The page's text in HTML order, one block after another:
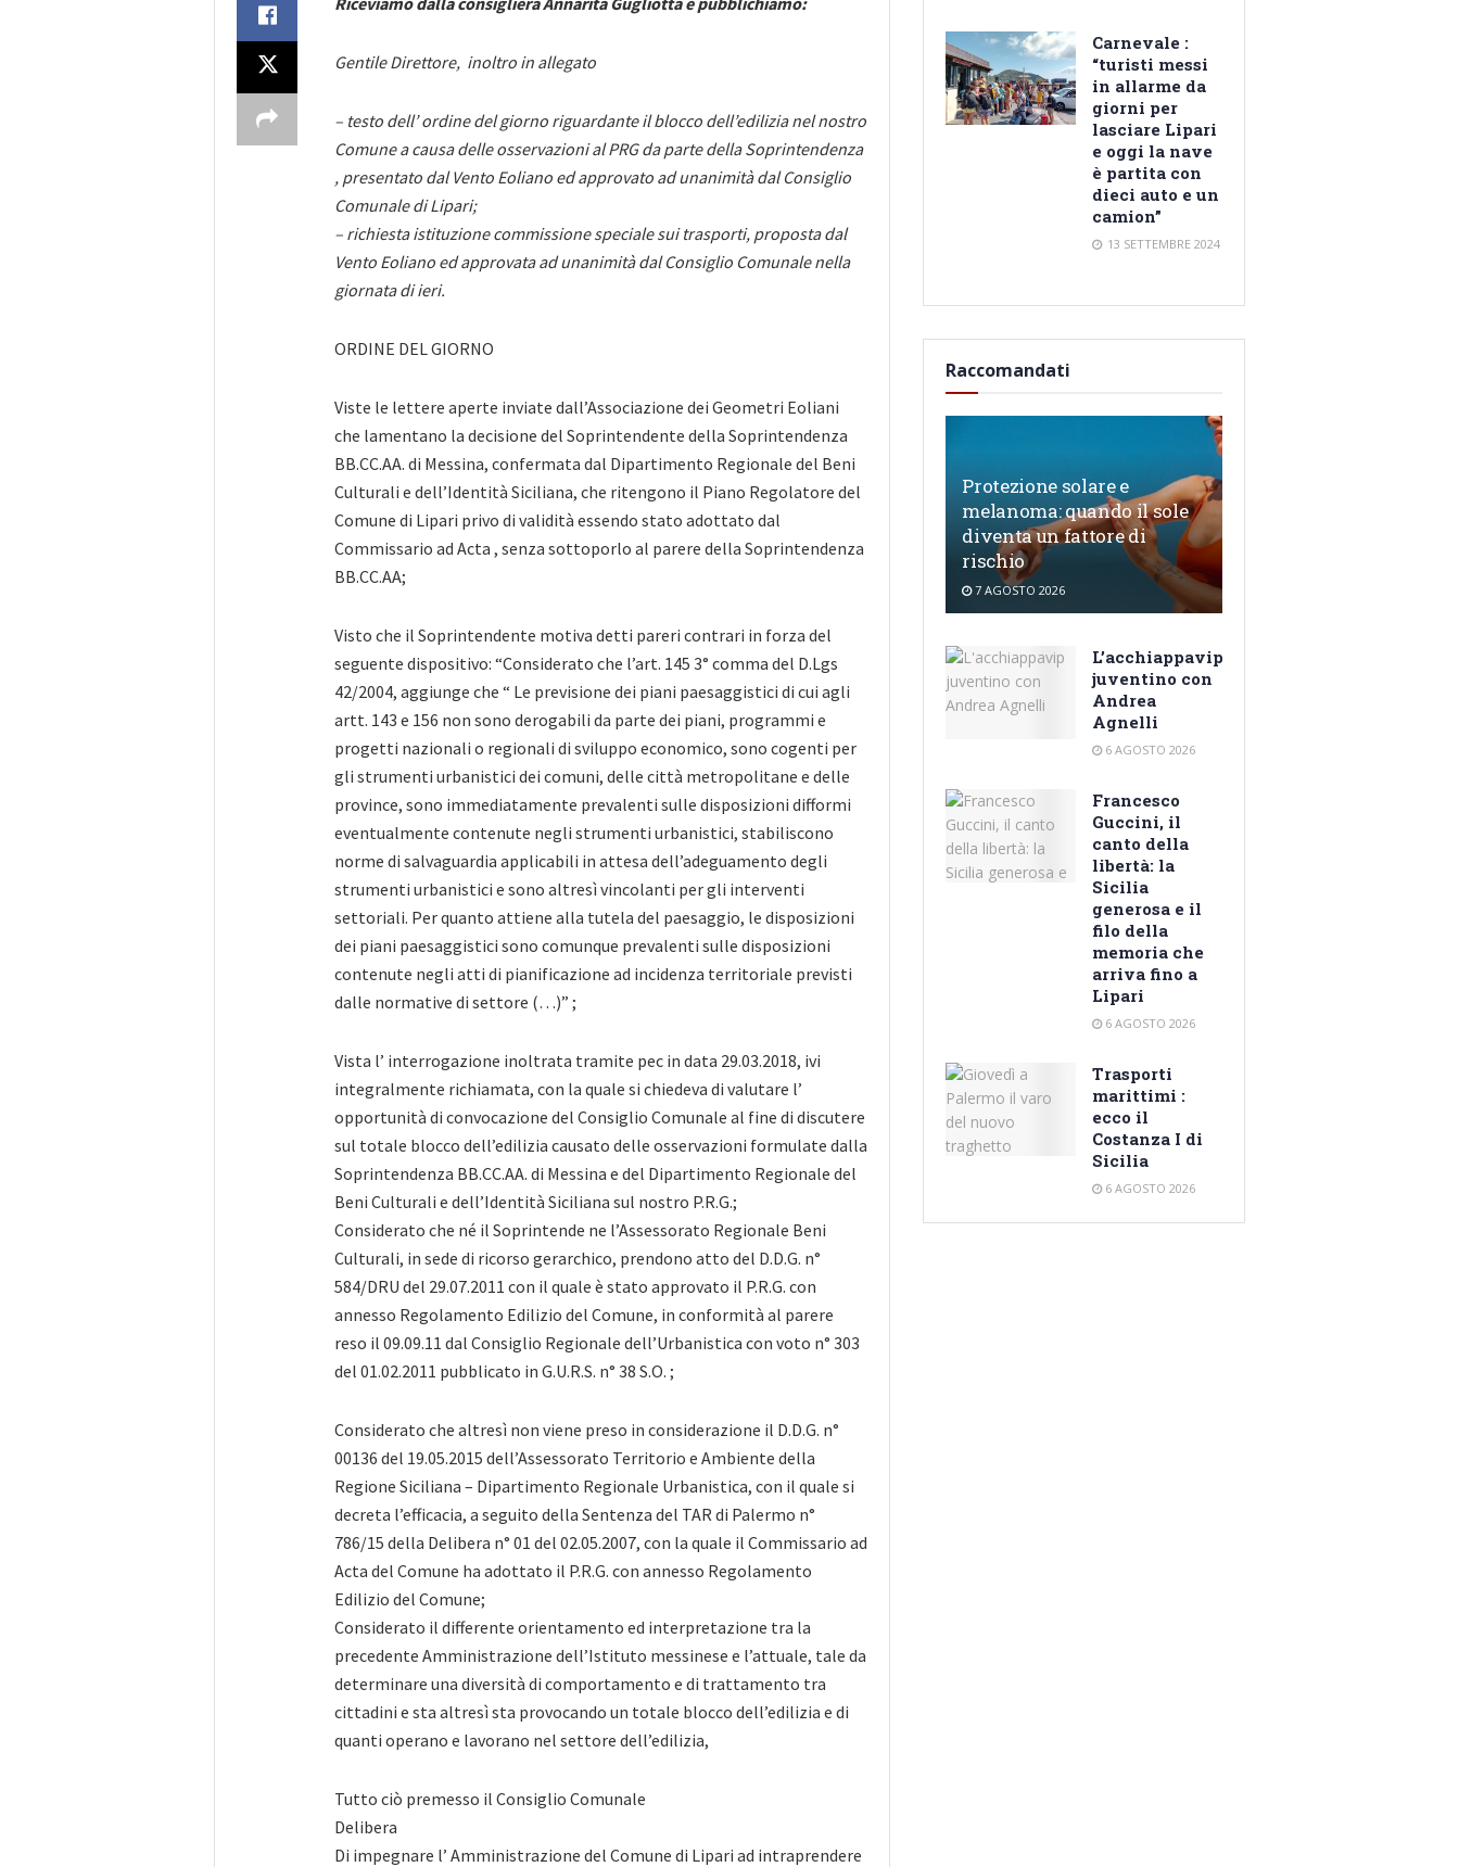
Gentile Direttore, inoltro in allegato
– testo dell’ ordine del giorno riguardante il blocco dell’edilizia nel nostro
Comune a causa delle osservazioni al PRG da parte della Soprintendenza
, presentato dal Vento Eoliano ed approvato ad unanimità dal Consiglio
Comunale di Lipari;
– richiesta istituzione commissione speciale sui trasporti, proposta dal
Vento Eoliano ed approvata ad unanimità dal Consiglio Comunale nella
giornata di ieri.
ORDINE DEL GIORNO
Viste le lettere aperte inviate dall’Associazione dei Geometri Eoliani
che lamentano la decisione del Soprintendente della Soprintendenza
BB.CC.AA. di Messina, confermata dal Dipartimento Regionale del Beni
Culturali e dell’Identità Siciliana, che ritengono il Piano Regolatore del
Comune di Lipari privo di validità essendo stato adottato dal
Commissario ad Acta , senza sottoporlo al parere della Soprintendenza
BB.CC.AA;
Visto che il Soprintendente motiva detti pareri contrari in forza del
seguente dispositivo: “Considerato che l’art. 145 3° comma del D.Lgs
42/2004, aggiunge che “ Le previsione dei piani paesaggistici di cui agli
artt. 143 e 156 non sono derogabili da parte dei piani, programmi e
progetti nazionali o regionali di sviluppo economico, sono cogenti per
gli strumenti urbanistici dei comuni, delle città metropolitane e delle
province, sono immediatamente prevalenti sulle disposizioni difformi
eventualmente contenute negli strumenti urbanistici, stabiliscono
norme di salvaguardia applicabili in attesa dell’adeguamento degli
strumenti urbanistici e sono altresì vincolanti per gli interventi
settoriali. Per quanto attiene alla tutela del paesaggio, le disposizioni
dei piani paesaggistici sono comunque prevalenti sulle disposizioni
contenute negli atti di pianificazione ad incidenza territoriale previsti
dalle normative di settore (…)” ;
Vista l’ interrogazione inoltrata tramite pec in data 29.03.2018, ivi
integralmente richiamata, con la quale si chiedeva di valutare l’
opportunità di convocazione del Consiglio Comunale al fine di discutere
sul totale blocco dell’edilizia causato delle osservazioni formulate dalla
Soprintendenza BB.CC.AA. di Messina e del Dipartimento Regionale del
Beni Culturali e dell’Identità Siciliana sul nostro P.R.G.;
Considerato che né il Soprintende ne l’Assessorato Regionale Beni
Culturali, in sede di ricorso gerarchico, prendono atto del D.D.G. n°
584/DRU del 29.07.2011 con il quale è stato approvato il P.R.G. con
annesso Regolamento Edilizio del Comune, in conformità al parere
reso il 09.09.11 dal Consiglio Regionale dell’Urbanistica con voto n° 303
del 01.02.2011 pubblicato in G.U.R.S. n° 38 S.O. ;
Considerato che altresì non viene preso in considerazione il D.D.G. n°
00136 del 19.05.2015 dell’Assessorato Territorio e Ambiente della
Regione Siciliana – Dipartimento Regionale Urbanistica, con il quale si
decreta l’efficacia, a seguito della Sentenza del TAR di Palermo n°
786/15 della Delibera n° 01 del 02.05.2007, con la quale il Commissario ad
Acta del Comune ha adottato il P.R.G. con annesso Regolamento
Edilizio del Comune;
Considerato il differente orientamento ed interpretazione tra la
precedente Amministrazione dell’Istituto messinese e l’attuale, tale da
determinare una diversità di comportamento e di trattamento tra
cittadini e sta altresì sta provocando un totale blocco dell’edilizia e di
quanti operano e lavorano nel settore dell’edilizia,
Tutto ciò premesso il Consiglio Comunale
Delibera
Di impegnare l’ Amministrazione del Comune di Lipari ad intraprendere
Carnevale :
“turisti messi
in allarme da
giorni per
lasciare Lipari
e oggi la nave
è partita con
dieci auto e un
camion”
13 SETTEMBRE 2024
Raccomandati
Protezione solare e
melanoma: quando il sole
diventa un fattore di
rischio
7 AGOSTO 2026
L’acchiappavip
juventino con
Andrea
Agnelli
6 AGOSTO 2026
Francesco
Guccini, il
canto della
libertà: la
Sicilia
generosa e il
filo della
memoria che
arriva fino a
Lipari
6 AGOSTO 2026
Trasporti
marittimi :
ecco il
Costanza I di
Sicilia
6 AGOSTO 2026